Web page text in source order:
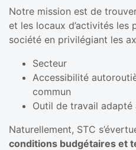
Notre mission est de
et les locaux d’activités les
société en privilégiant les
Secteur
Accessibilité
commun
Outil de travail adapté
Naturellement, STC
conditions budgétaires et